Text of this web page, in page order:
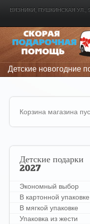
ВЯЗНИКИ, ПУШКИНСКАЯ УЛ.,
Детские новогодние
Корзина магазина
Детские подарки
2027
Экономный выбор
В картонной упаковке
В мягкой упаковке
Упаковка из жести